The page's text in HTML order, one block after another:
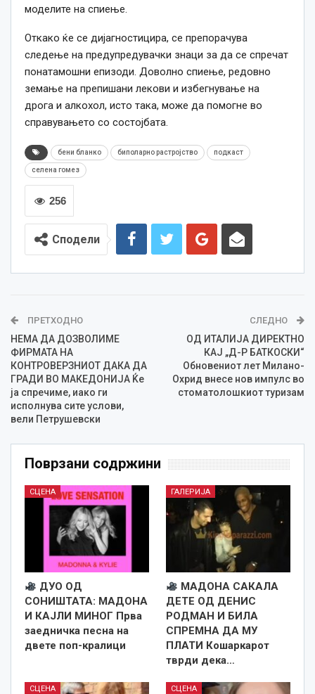
моделите на спиење.
Откако ќе се дијагностицира, се препорачува
следење на предупредувачки знаци за да се спречат
понатамошни епизоди. Доволно спиење, редовно
земање на препишани лекови и избегнување на
дрога и алкохол, исто така, може да помогне во
справувањето со состојбата.
бени бланко биполарно растројство подкаст
селена гомез
256
Сподели
ПРЕТХОДНО
НЕМА ДА ДОЗВОЛИМЕ
ФИРМАТА НА
КОНТРОВЕРЗНИОТ ДАКА ДА
ГРАДИ ВО МАКЕДОНИЈА Ќе
ја спречиме, иако ги
исполнува сите услови,
вели Петрушевски
СЛЕДНО
ОД ИТАЛИЈА ДИРЕКТНО
КАЈ „Д-Р БАТКОСКИ“
Обновениот лет Милано-
Охрид внесе нов импулс во
стоматолошкиот туризам
Поврзани содржини
СЦЕНА
ДУО ОД
СОНИШТАТА: МАДОНА
И КАЈЛИ МИНОГ Прва
заедничка песна на
двете поп-кралици
ГАЛЕРИЈА
МАДОНА САКАЛА
ДЕТЕ ОД ДЕНИС
РОДМАН И БИЛА
СПРЕМНА ДА МУ
ПЛАТИ Кошаркарот
тврди дека…
СЦЕНА СЦЕНА